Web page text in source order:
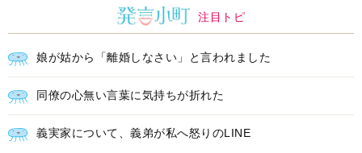
注目トピ
娘が姑から「離婚しなさい」と言われました
同僚の心無い言葉に気持ちが折れた
義実家について、義弟が私へ怒りのLINE